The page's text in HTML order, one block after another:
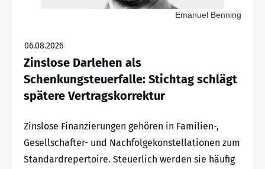
Emanuel Benning
06.08.2026
Zinslose Darlehen als
Schenkungsteuerfalle: Stichtag schlägt
spätere Vertragskorrektur
Zinslose Finanzierungen gehören in Familien-,
Gesellschafter- und Nachfolgekonstellationen zum
Standardrepertoire. Steuerlich werden sie häufig